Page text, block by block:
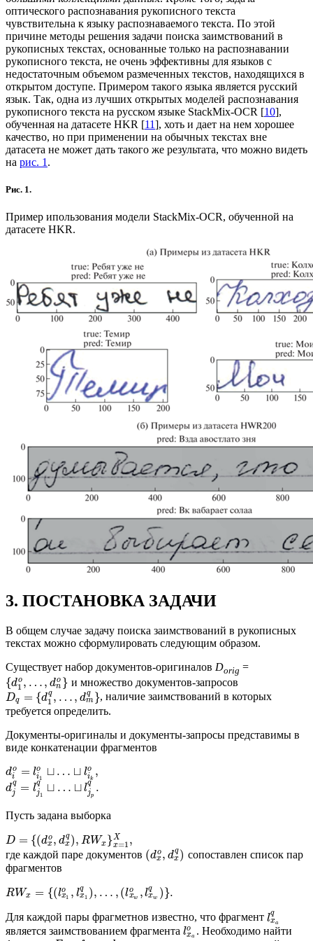
оптического распознавания рукописного текста
чувствительна к языку распознаваемого текста. По этой
причине методы решения задачи поиска заимствований в
рукописных текстах, основанные только на распознавании
рукописного текста, не очень эффективны для языков с
недостаточным объемом размеченных текстов, находящихся в
открытом доступе. Примером такого языка является русский
язык. Так, одна из лучших открытых моделей распознавания
рукописного текста на русском языке StackMix-OCR [10],
обученная на датасете HKR [11], хоть и дает на нем хорошее
качество, но при применении на обычных текстах вне
датасета не может дать такого же результата, что можно видеть
на рис. 1 .
Рис. 1.
Пример ипользования модели StackMix-OCR, обученной на
датасете HKR.
3. ПОСТАНОВКА ЗАДАЧИ
В общем случае задачу поиска заимствований в рукописных
текстах можно сформулировать следующим образом.
Существует набор документов-оригиналов Dorig =
{do
1 , … , do
n } и множество документов-запросов
Dq = {dq
1 , … , dq
m }, наличие заимствований в которых
требуется определить.
Документы-оригиналы и документы-запросы представимы в
виде конкатенации фрагментов
do
i
= lo
i1 ⊔ … ⊔ lo
ik ,
dq
j
= lq
j1 ⊔ … ⊔ lq
jp
.
Пусть задана выборка
D = {(do
x, dq
x), RWx }X
x=1 ,
где каждой паре документов (do
x, dq
x ) сопоставлен список пар
фрагментов
RWx = {(lo
x1 , lq
x1 ), … , (lo
xw , lq
xw )}.
Для каждой пары фрагметнов известно, что фрагмент lq
xa
является заимствованием фрагмента lo
xa . Необходимо найти